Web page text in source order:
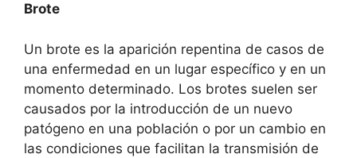
Brote
Un brote es la aparición repentina de casos de
una enfermedad en un lugar específico y en un
momento determinado. Los brotes suelen ser
causados por la introducción de un nuevo
patógeno en una población o por un cambio en
las condiciones que facilitan la transmisión de